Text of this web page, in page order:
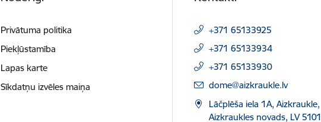
Privātuma politika
Piekļūstamība
Lapas karte
Sīkdatņu izvēles maiņa
+371 65133925
+371 65133934
+371 65133930
E-pasts:
dome@aizkraukle.lv
Lāčplēša iela 1A, Aizkraukle,
Aizkraukles novads, LV 5101